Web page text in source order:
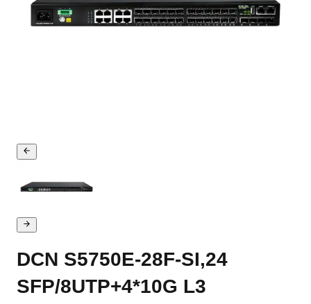
DCN S5750E-28F-SI,24
SFP/8UTP+4*10G L3